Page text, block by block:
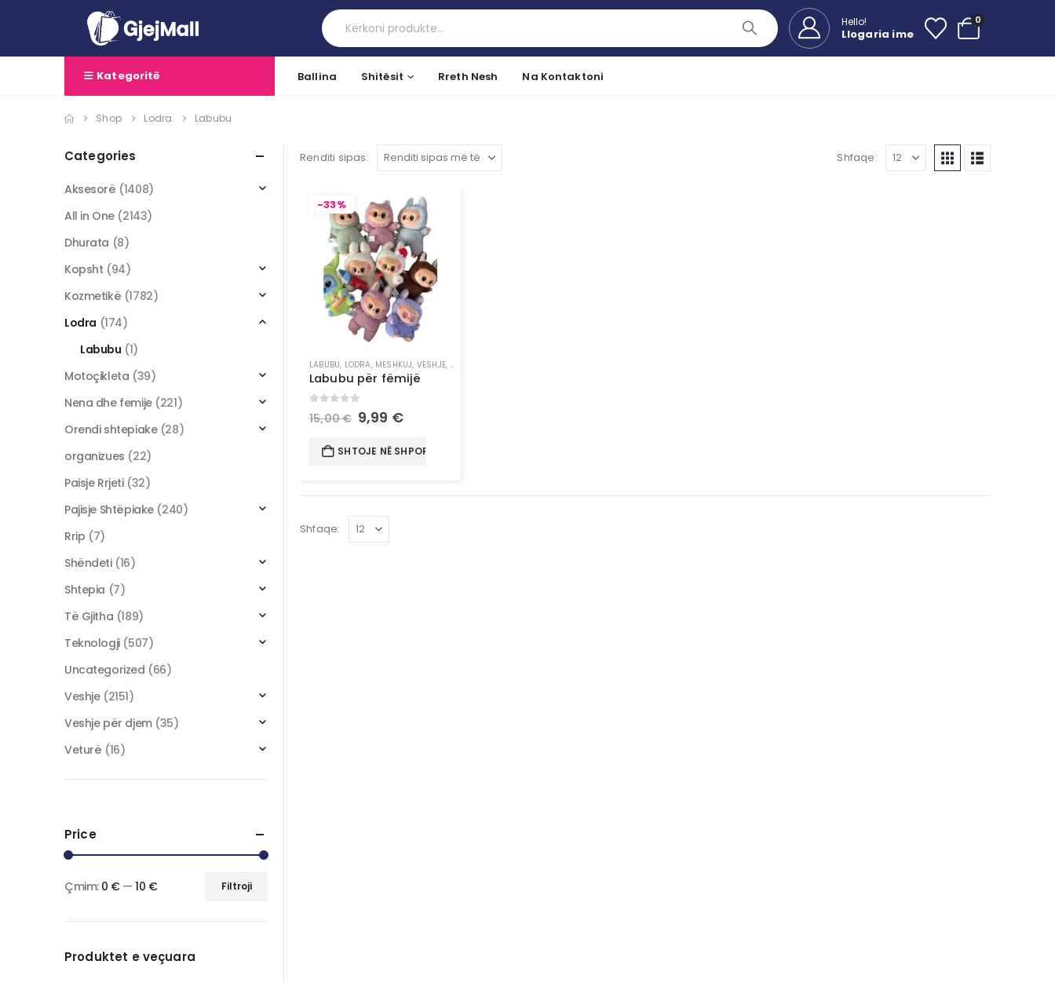
Hello!
Llogaria ime
0
Kategoritë Ballina Shitësit Rreth Nesh Na Kontaktoni
Shop Lodra Labubu
Renditi sipas: Shfaqe:
-33%
LABUBU, LODRA, MESHKUJ, VESHJE,XHAKETA
Labubu për fëmijë
out of 5
15,00€ 9,99 €
SHTOJE NË SHPORTË
Shfaqe:
Categories
Aksesorë (1408)
All in One (2143)
Dhurata (8)
Kopsht (94)
Kozmetikë (1782)
Lodra (174)
Labubu (1)
Motoçikleta (39)
Nena dhe femije (221)
Orendi shtepiake (28)
organizues (22)
Paisje Rrjeti (32)
Pajisje Shtëpiake (240)
Rrip (7)
Shëndeti (16)
Shtepia (7)
Të Gjitha (189)
Teknologji (507)
Uncategorized (66)
Veshje (2151)
Veshje për djem (35)
Veturë (16)
Price
Filtroji
Çmim: 0 €—10 €
Produktet e veçuara